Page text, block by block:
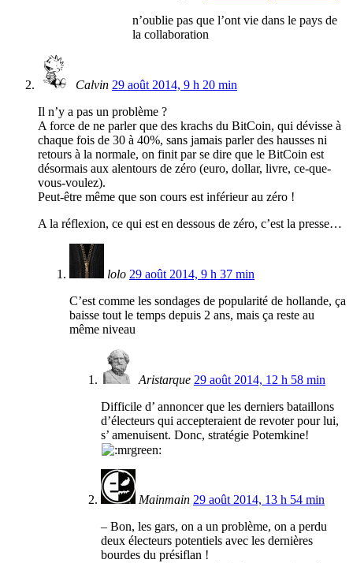
n’oublie pas que l’ont vie dans le pays de
la collaboration
Calvin 29 août 2014, 9 h 20 min
Il n’y a pas un problème ?
A force de ne parler que des krachs du BitCoin, qui dévisse à
chaque fois de 30 à 40%, sans jamais parler des hausses ni
retours à la normale, on finit par se dire que le BitCoin est
désormais aux alentours de zéro (euro, dollar, livre, ce-que-
vous-voulez).
Peut-être même que son cours est inférieur au zéro !
A la réflexion, ce qui est en dessous de zéro, c’est la presse…
lolo 29 août 2014, 9 h 37 min
C’est comme les sondages de popularité de hollande, ça
baisse tout le temps depuis 2 ans, mais ça reste au
même niveau
Aristarque 29 août 2014, 12 h 58 min
Difficile d’ annoncer que les derniers bataillons
d’électeurs qui accepteraient de revoter pour lui,
s’ amenuisent. Donc, stratégie Potemkine!
Mainmain 29 août 2014, 13 h 54 min
– Bon, les gars, on a un problème, on a perdu
deux électeurs potentiels avec les dernières
bourdes du présiflan !